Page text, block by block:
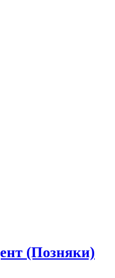
(Позняки)